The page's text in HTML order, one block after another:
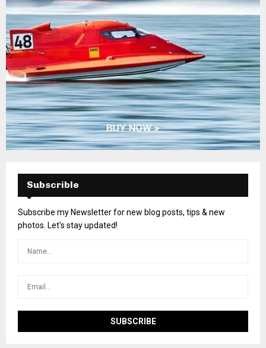
Subscrible
Subscribe my Newsletter for new blog posts, tips & new
photos. Let's stay updated!